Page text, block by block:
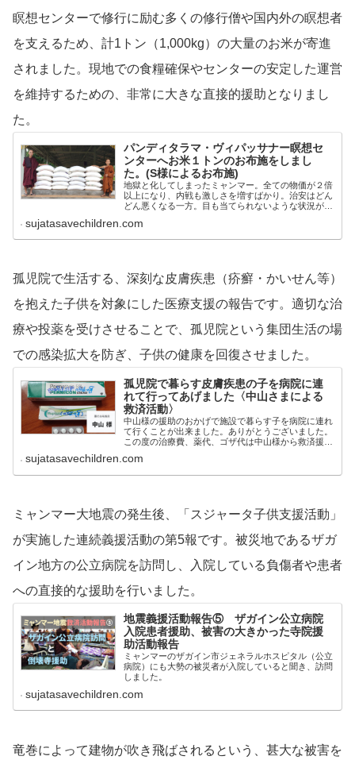
瞑想センターで修行に励む多くの修行僧や国内外の瞑想者
を支えるため、計1トン（1,000kg）の大量のお米が寄進
されました。現地での食糧確保やセンターの安定した運営
を維持するための、非常に大きな直接的援助となりまし
た。
パンディタラマ・ヴィパッサナー瞑想セ
ンターへお米１トンのお布施をしまし
た。(S様によるお布施)
地獄と化してしまったミャンマー。全ての物価が２倍
以上になり、内戦も激しさを増すばかり。治安はどん
どん悪くなる一方。目も当てられないような状況が続
センターにまで及んでいることは否めません。
sujatasavechildren.com
孤児院で生活する、深刻な皮膚疾患（疥癬・かいせん等）
を抱えた子供を対象にした医療支援の報告です。適切な治
療や投薬を受けさせることで、孤児院という集団生活の場
での感染拡大を防ぎ、子供の健康を回復させました。
孤児院で暮らす皮膚疾患の子を病院に連
れて行ってあげました〈中山さまによる
救済活動〉
中山様の援助のおかげで施設で暮らす子を病院に連れ
て行くことが出来ました。ありがとうございました。
この度の治療費、薬代、ゴザ代は中山様から救済援助
激しいカヤー州の孤児院施設に食料の援助をして頂い
sujatasavechildren.com
ミャンマー大地震の発生後、「スジャータ子供支援活動」
が実施した連続義援活動の第5報です。被災地であるザガ
イン地方の公立病院を訪問し、入院している負傷者や患者
への直接的な援助を行いました。
地震義援活動報告⑤ ザガイン公立病院
入院患者援助、被害の大きかった寺院援
助活動報告
ミャンマーのザガイン市ジェネラルホスピタル（公立
病院）にも大勢の被災者が入院していると聞き、訪問
しました。
sujatasavechildren.com
竜巻によって建物が吹き飛ばされるという、甚大な被害を